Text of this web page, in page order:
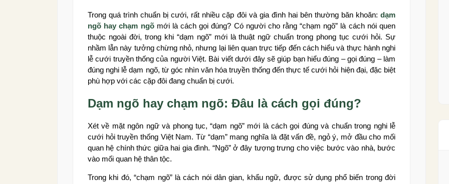
Trong quá trình chuẩn bị cưới, rất nhiều cặp đôi và gia đình hai bên thường băn khoăn: dạm
ngõ hay chạm ngõmới là cách gọi đúng? Có người cho rằng “chạm ngõ” là cách nói quen
thuộc ngoài đời, trong khi “dạm ngõ” mới là thuật ngữ chuẩn trong phong tục cưới hỏi. Sự
nhầm lẫn này tưởng chừng nhỏ, nhưng lại liên quan trực tiếp đến cách hiểu và thực hành nghi
lễ cưới truyền thống của người Việt. Bài viết dưới đây sẽ giúp bạn hiểu đúng – gọi đúng – làm
đúng nghi lễ dạm ngõ, từ góc nhìn văn hóa truyền thống đến thực tế cưới hỏi hiện đại, đặc biệt
phù hợp với các cặp đôi đang chuẩn bị cưới.
Dạm ngõ hay chạm ngõ: Đâu là cách gọi đúng?
Xét về mặt ngôn ngữ và phong tục, “dạm ngõ” mới là cách gọi đúng và chuẩn trong nghi lễ
cưới hỏi truyền thống Việt Nam. Từ “dạm” mang nghĩa là đặt vấn đề, ngỏ ý, mở đầu cho mối
quan hệ chính thức giữa hai gia đình. “Ngõ” ở đây tượng trưng cho việc bước vào nhà, bước
vào mối quan hệ thân tộc.
Trong khi đó, “chạm ngõ” là cách nói dân gian, khẩu ngữ, được sử dụng phổ biến trong đời